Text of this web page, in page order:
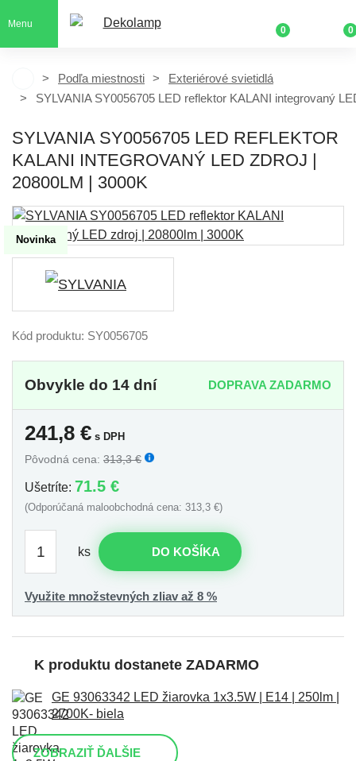
Menu
0 0
Podľa miestnosti
Exteriérové svietidlá
SYLVANIA SY0056705 LED reflektor KALANI integrovaný
SYLVANIA SY0056705 LED REFLEKTOR
KALANI INTEGROVANÝ LED ZDROJ |
20800LM | 3000K
Novinka
Kód produktu: SY0056705
Obvykle do 14 dní DOPRAVA ZADARMO
241,8 € s DPH
Pôvodná cena: 313,3 €
Ušetríte: 71.5 €
(Odporúčaná maloobchodná cena: 313,3 €)
ks DO KOŠÍKA
Využite množstevných zliav až 8 %
K produktu dostanete ZADARMO
GE 93063342 LED žiarovka 1x3.5W | E14 | 250lm |
2700K- biela
ZOBRAZIŤ ĎALŠIE